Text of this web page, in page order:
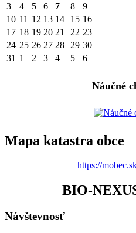
3
4 5 6 7 8
9
10 11 12 13 14 15 16
17 18 19 20 21 22 23
24 25 26 27 28 29 30
31 1 2 3 4 5 6
Náučné
Mapa katastra obce
https://
BIO-
Návštevnosť